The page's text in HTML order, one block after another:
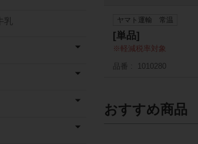
ヤマト運輸 常温
[単品]
軽減税率対象
品番
1010280
おすすめ商品